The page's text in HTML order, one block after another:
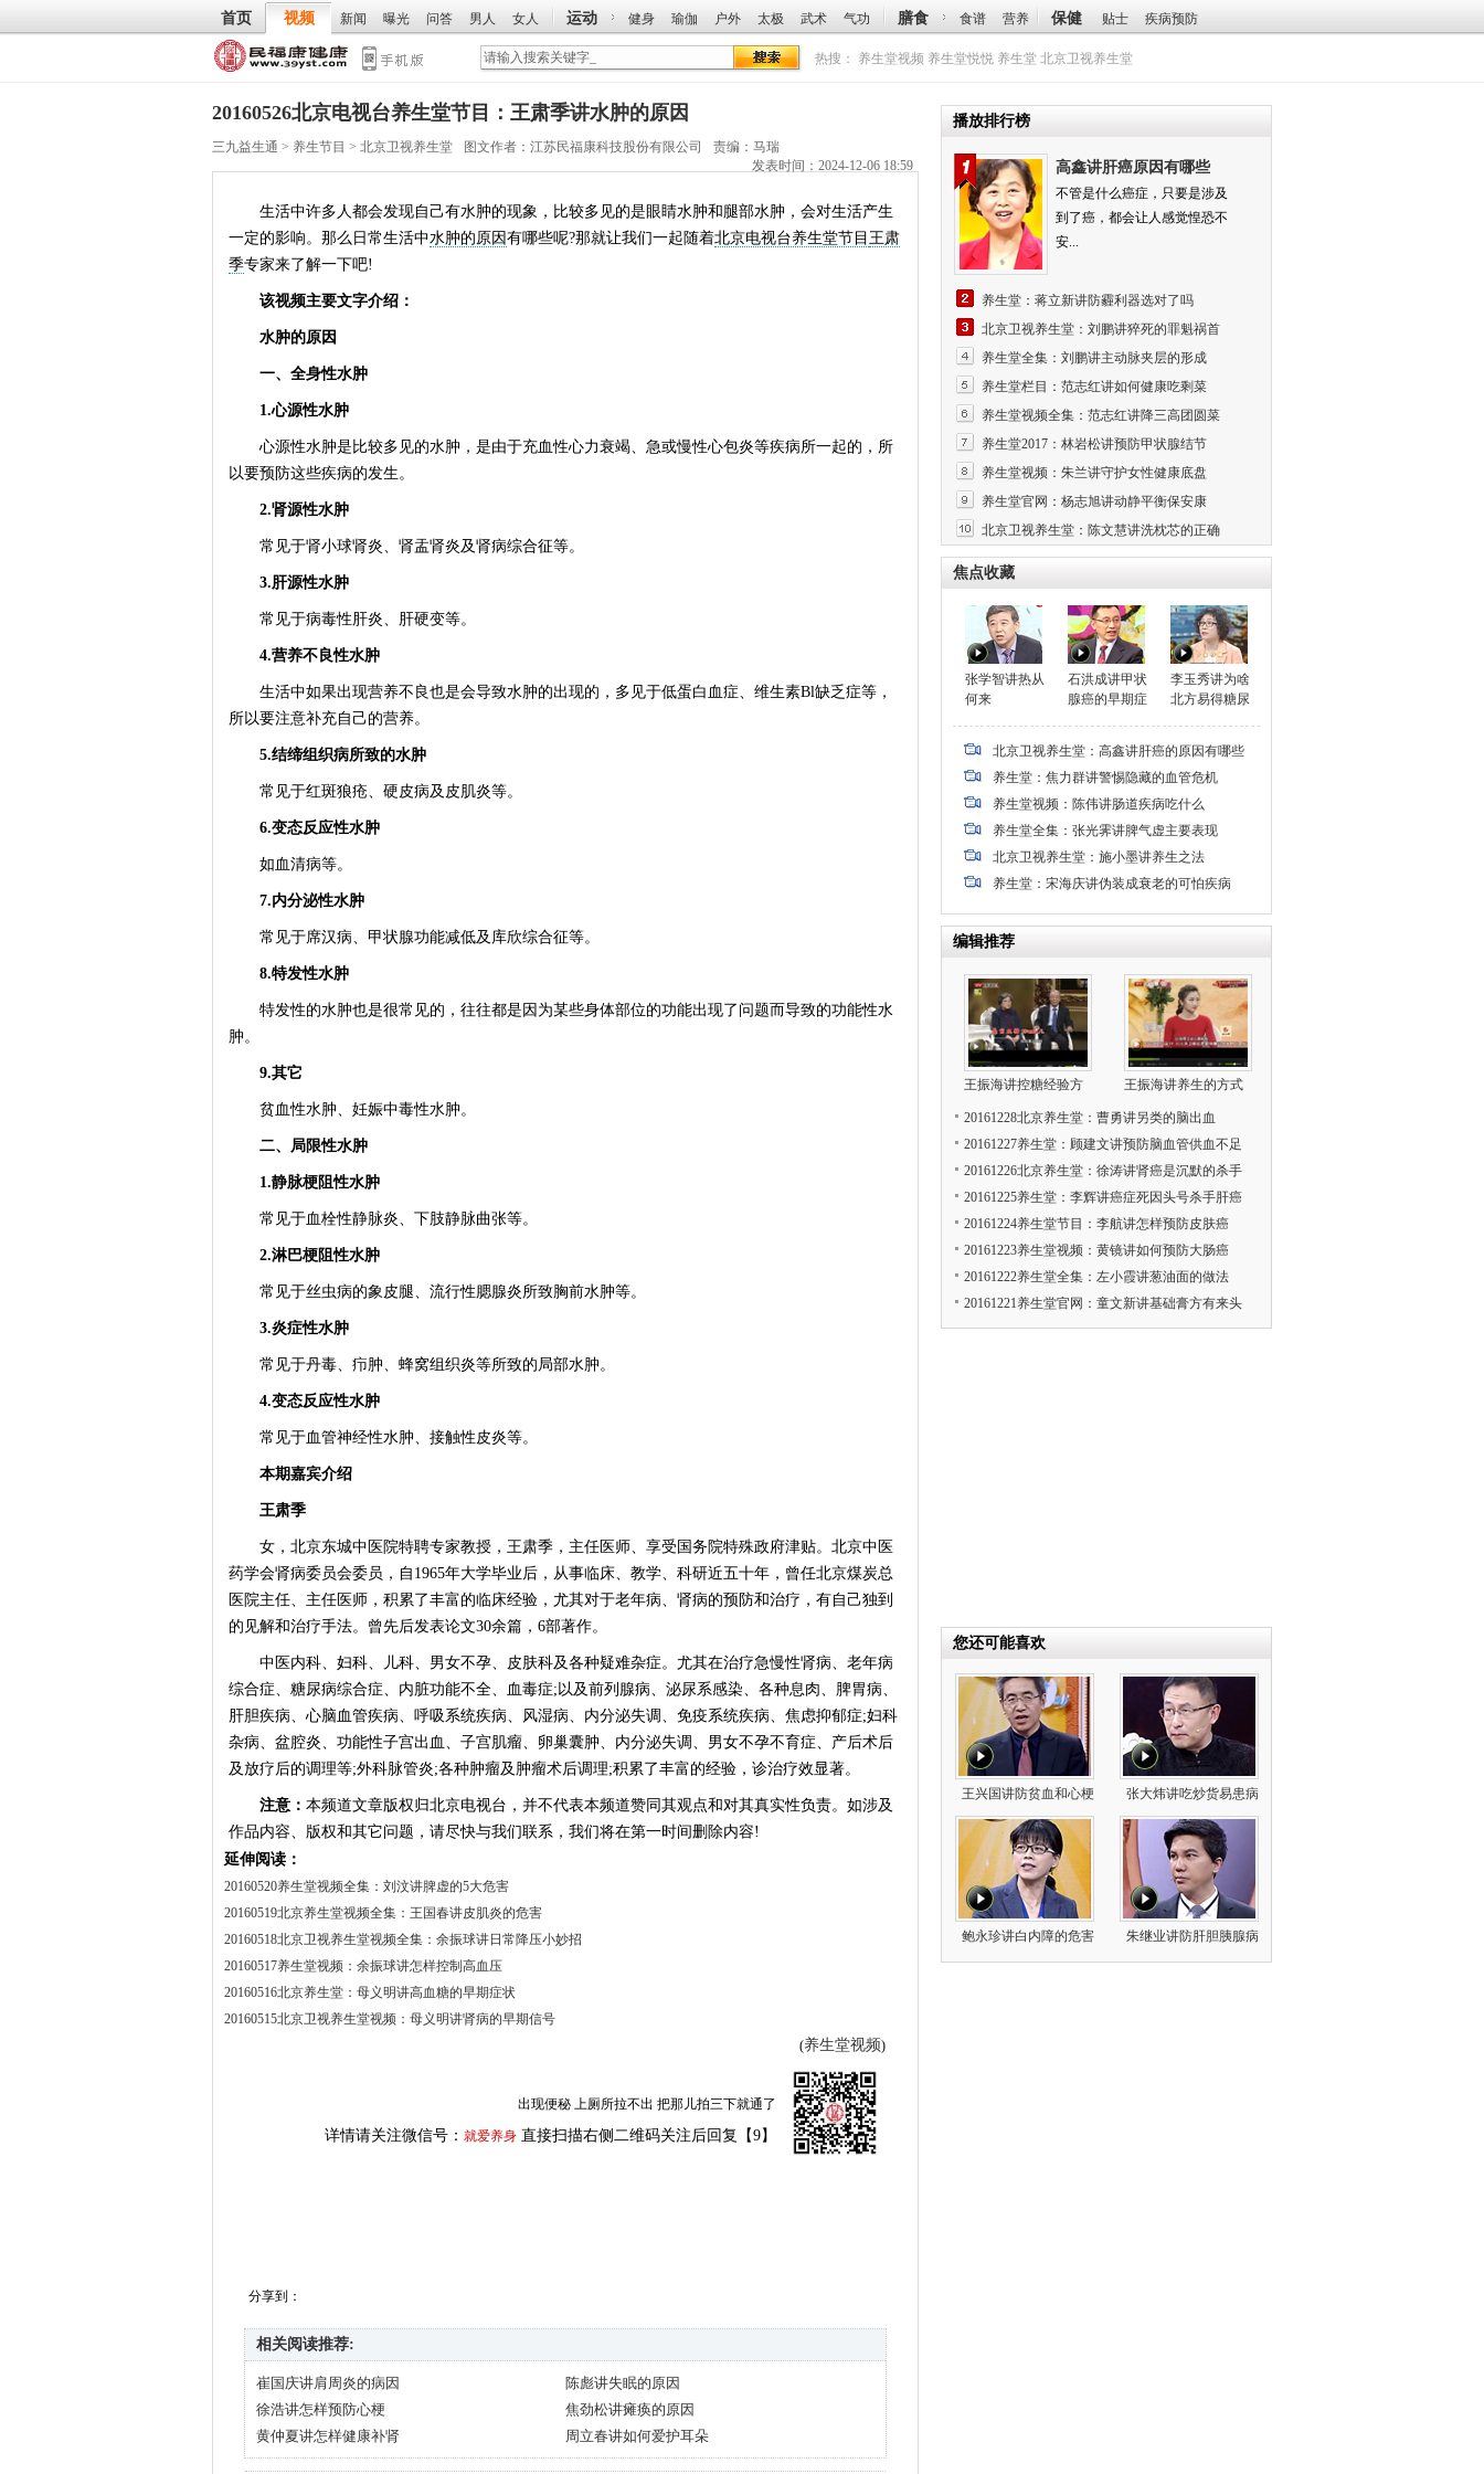
首页 视频 新闻 曝光 问答 男人 女人 运动 健身 瑜伽 户外 太极 武术 气功 膳食 食谱 营养 保健 贴士 疾病预防
热搜： 养生堂视频 养生堂悦悦 养生堂 北京卫视养生堂
20160526北京电视台养生堂节目：王肃季讲水肿的原因
三九益生通 > 养生节目 > 北京卫视养生堂 图文作者： 江苏民福康科技股份有限公司
责编：马瑞
发表时间：2024-12-06 18:59
生活中许多人都会发现自己有水肿的现象，比较多见的是眼睛水肿和腿部水肿，会对生活产生
一定的影响。那么日常生活中水肿的原因有哪些呢?那就让我们一起随着北京电视台养生堂节目 王肃
季专家来了解一下吧!
该视频主要文字介绍：
水肿的原因
一、全身性水肿
1.心源性水肿
心源性水肿是比较多见的水肿，是由于充血性心力衰竭、急或慢性心包炎等疾病所一起的，所
以要预防这些疾病的发生。
2.肾源性水肿
常见于肾小球肾炎、肾盂肾炎及肾病综合征等。
3.肝源性水肿
常见于病毒性肝炎、肝硬变等。
4.营养不良性水肿
生活中如果出现营养不良也是会导致水肿的出现的，多见于低蛋白血症、维生素Bl缺乏症等，
所以要注意补充自己的营养。
5.结缔组织病所致的水肿
常见于红斑狼疮、硬皮病及皮肌炎等。
6.变态反应性水肿
如血清病等。
7.内分泌性水肿
常见于席汉病、甲状腺功能减低及库欣综合征等。
8.特发性水肿
特发性的水肿也是很常见的，往往都是因为某些身体部位的功能出现了问题而导致的功能性水
肿。
9.其它
贫血性水肿、妊娠中毒性水肿。
二、局限性水肿
1.静脉梗阻性水肿
常见于血栓性静脉炎、下肢静脉曲张等。
2.淋巴梗阻性水肿
常见于丝虫病的象皮腿、流行性腮腺炎所致胸前水肿等。
3.炎症性水肿
常见于丹毒、疖肿、蜂窝组织炎等所致的局部水肿。
4.变态反应性水肿
常见于血管神经性水肿、接触性皮炎等。
本期嘉宾介绍
王肃季
女，北京东城中医院特聘专家教授，王肃季，主任医师、享受国务院特殊政府津贴。北京中医
药学会肾病委员会委员，自1965年大学毕业后，从事临床、教学、科研近五十年，曾任北京煤炭总
医院主任、主任医师，积累了丰富的临床经验，尤其对于老年病、肾病的预防和治疗，有自己独到
的见解和治疗手法。曾先后发表论文30余篇，6部著作。
中医内科、妇科、儿科、男女不孕、皮肤科及各种疑难杂症。尤其在治疗急慢性肾病、老年病
综合症、糖尿病综合症、内脏功能不全、血毒症;以及前列腺病、泌尿系感染、各种息肉、脾胃病、
肝胆疾病、心脑血管疾病、呼吸系统疾病、风湿病、内分泌失调、免疫系统疾病、焦虑抑郁症;妇科
杂病、盆腔炎、功能性子宫出血、子宫肌瘤、卵巢囊肿、内分泌失调、男女不孕不育症、产后术后
及放疗后的调理等;外科脉管炎;各种肿瘤及肿瘤术后调理;积累了丰富的经验，诊治疗效显著。
注意： 本频道文章版权归北京电视台，并不代表本频道赞同其观点和对其真实性负责。如涉及
作品内容、版权和其它问题，请尽快与我们联系，我们将在第一时间删除内容!
延伸阅读：
20160520养生堂视频全集：刘汶讲脾虚的5大危害
20160519北京养生堂视频全集：王国春讲皮肌炎的危害
20160518北京卫视养生堂视频全集：余振球讲日常降压小妙招
20160517养生堂视频：余振球讲怎样控制高血压
20160516北京养生堂：母义明讲高血糖的早期症状
20160515北京卫视养生堂视频：母义明讲肾病的早期信号
(养生堂视频)
出现便秘 上厕所拉不出 把那儿拍三下就通了
详情请关注微信号： 就爱养身 直接扫描右侧二维码关注后回复【9】
分享到：
相关阅读推荐:
崔国庆讲肩周炎的病因
陈彪讲失眠的原因
徐浩讲怎样预防心梗
焦劲松讲瘫痪的原因
黄仲夏讲怎样健康补肾
周立春讲如何爱护耳朵
播放排行榜
高鑫讲肝癌原因有哪些
不管是什么癌症，只要是涉及
到了癌，都会让人感觉惶恐不
安...
养生堂：蒋立新讲防霾利器选对了吗
北京卫视养生堂：刘鹏讲猝死的罪魁祸首
养生堂全集：刘鹏讲主动脉夹层的形成
养生堂栏目：范志红讲如何健康吃剩菜
养生堂视频全集：范志红讲降三高团圆菜
养生堂2017：林岩松讲预防甲状腺结节
养生堂视频：朱兰讲守护女性健康底盘
养生堂官网：杨志旭讲动静平衡保安康
北京卫视养生堂：陈文慧讲洗枕芯的正确
方法
焦点收藏
张学智讲热从
何来
石洪成讲甲状
腺癌的早期症
李玉秀讲为啥
北方易得糖尿
北京卫视养生堂：高鑫讲肝癌的原因有哪些
养生堂：焦力群讲警惕隐藏的血管危机
养生堂视频：陈伟讲肠道疾病吃什么
养生堂全集：张光霁讲脾气虚主要表现
北京卫视养生堂：施小墨讲养生之法
养生堂：宋海庆讲伪装成衰老的可怕疾病
编辑推荐
王振海讲控糖经验方 王振海讲养生的方式
20161228北京养生堂：曹勇讲另类的脑出血
20161227养生堂：顾建文讲预防脑血管供血不足
20161226北京养生堂：徐涛讲肾癌是沉默的杀手
20161225养生堂：李辉讲癌症死因头号杀手肝癌
20161224养生堂节目：李航讲怎样预防皮肤癌
20161223养生堂视频：黄镜讲如何预防大肠癌
20161222养生堂全集：左小霞讲葱油面的做法
20161221养生堂官网：童文新讲基础膏方有来头
您还可能喜欢
王兴国讲防贫血和心梗 张大炜讲吃炒货易患病
鲍永珍讲白内障的危害 朱继业讲防肝胆胰腺病